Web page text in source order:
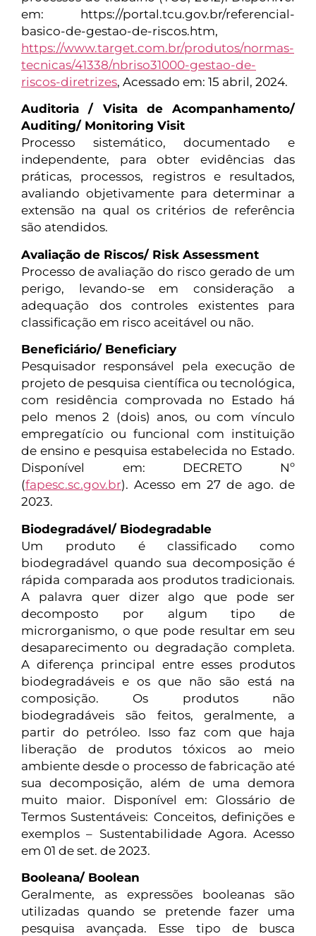
em: https://portal.tcu.gov.br/referencial-
basico-de-gestao-de-riscos.htm,
https://www.target.com.br/produtos/normas-
tecnicas/41338/nbriso31000-gestao-de-
riscos-diretrizes, Acessado em: 15 abril, 2024.
Auditoria / Visita de Acompanhamento/
Auditing/ Monitoring Visit
Processo sistemático, documentado e
independente, para obter evidências das
práticas, processos, registros e resultados,
avaliando objetivamente para determinar a
extensão na qual os critérios de referência
são atendidos.
Avaliação de Riscos/ Risk Assessment
Processo de avaliação do risco gerado de um
perigo, levando-se em consideração a
adequação dos controles existentes para
classificação em risco aceitável ou não.
Beneficiário/ Beneficiary
Pesquisador responsável pela execução de
projeto de pesquisa científica ou tecnológica,
com residência comprovada no Estado há
pelo menos 2 (dois) anos, ou com vínculo
empregatício ou funcional com instituição
de ensino e pesquisa estabelecida no Estado.
Disponível em: DECRETO Nº
(fapesc.sc.gov.br). Acesso em 27 de ago. de
2023.
Biodegradável/ Biodegradable
Um produto é classificado como
biodegradável quando sua decomposição é
rápida comparada aos produtos tradicionais.
A palavra quer dizer algo que pode ser
decomposto por algum tipo de
microrganismo, o que pode resultar em seu
desaparecimento ou degradação completa.
A diferença principal entre esses produtos
biodegradáveis e os que não são está na
composição. Os produtos não
biodegradáveis são feitos, geralmente, a
partir do petróleo. Isso faz com que haja
liberação de produtos tóxicos ao meio
ambiente desde o processo de fabricação até
sua decomposição, além de uma demora
muito maior. Disponível em: Glossário de
Termos Sustentáveis: Conceitos, definições e
exemplos – Sustentabilidade Agora. Acesso
em 01 de set. de 2023.
Booleana/ Boolean
Geralmente, as expressões booleanas são
utilizadas quando se pretende fazer uma
pesquisa avançada. Esse tipo de busca